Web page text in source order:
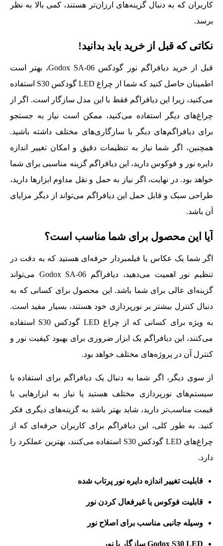
کاربران که به دنبال گزینه‌های ارزان‌تر هستند، کمی بالا به نظر
برسد.
نکاتی که قبل از خرید باید بدانید!
قبل از خرید دیافراگم نور گودکس Godox SA-06، بهتر است
اطمینان حاصل کنید که شما از چراغ LED گودکس S30 استفاده
می‌کنید، زیرا این دیافراگم فقط با این مدل سازگار است. اگر از
چراغ‌های دیگر استفاده می‌کنید، ممکن است نیاز به جستجو
برای دیافراگم‌های دیگر با سازگاری‌های مختلف داشته باشید.
همچنین، اگر شما نیاز به تنظیمات دقیق و امکان تغییر اندازه
دایره نور و فوکوس دارید، این دیافراگم گزینه مناسبی برای شما
خواهد بود. در نهایت، اگر نیاز به حمل و نقل مداوم ابزارها دارید،
طراحی سبک و قابل حمل این دیافراگم می‌تواند از دیگر مزایای
آن باشد.
آیا این محصول برای شما مناسب است؟
اگر شما یک عکاس یا فیلمبردار حرفه‌ای هستید که به دقت در
تنظیم نور اهمیت می‌دهید، دیافراگم Godox SA-06 می‌تواند
گزینه‌ای عالی برای شما باشد. این محصول برای کسانی که به
دنبال کنترل بیشتر بر نورپردازی خود هستند، بسیار مفید است.
به ویژه برای کسانی که از چراغ LED گودکس S30 استفاده
می‌کنند، این دیافراگم یک ابزار ضروری برای بهبود کیفیت نور و
کنترل آن در پروژه‌های مختلف خواهد بود.
از سوی دیگر، اگر شما به دنبال یک دیافراگم برای استفاده با
سیستم‌های نورپردازی مختلف هستید یا نیاز به ابزارهایی با
قیمت مناسب‌تر دارید، شاید بهتر باشد به گزینه‌های دیگری فکر
کنید. به طور کلی، این دیافراگم برای کاربران حرفه‌ای که از
چراغ‌های LED گودکس S30 استفاده می‌کنند، بهترین عملکرد را
دارد.
قابلیت تغییر اندازه دایره نور پرتاب شده
قابلیت فوکوس یا غیرفعال کردن نور
وسیله جانبی مناسب برای اصلاح نور
Godox S30 LED سازگار با نور